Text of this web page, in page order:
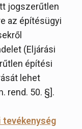
jogszerűtlen
az építésügyi
(Eljárási
építési
lehet
rend. 50. §].
tevékenység